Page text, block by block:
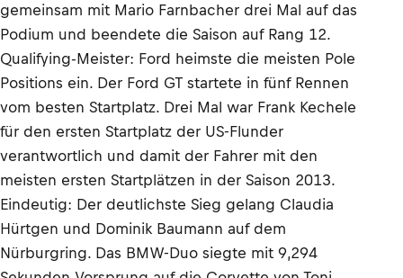
gemeinsam mit Mario Farnbacher drei Mal auf das
Podium und beendete die Saison auf Rang 12.
Qualifying-Meister: Ford heimste die meisten Pole
Positions ein. Der Ford GT startete in fünf Rennen
vom besten Startplatz. Drei Mal war Frank Kechele
für den ersten Startplatz der US-Flunder
verantwortlich und damit der Fahrer mit den
meisten ersten Startplätzen in der Saison 2013.
Eindeutig: Der deutlichste Sieg gelang Claudia
Hürtgen und Dominik Baumann auf dem
Nürburgring. Das BMW-Duo siegte mit 9,294